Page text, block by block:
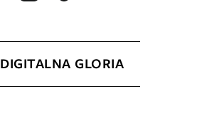
DIGITALNA GLORIA